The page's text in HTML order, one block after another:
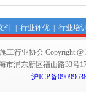
件| 行业评优| 行业培
行业协会 Copyright @
市浦东新区福山路33号
沪ICP备